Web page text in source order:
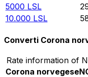
5000 LSL
10.000 LSL
Converti Corona
Rate information of
Corona norvegese